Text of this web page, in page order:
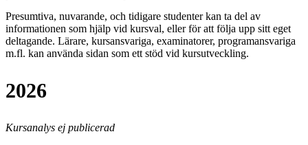
Presumtiva, nuvarande, och tidigare studenter kan ta del av
informationen som hjälp vid kursval, eller för att följa upp sitt eget
deltagande. Lärare, kursansvariga, examinatorer, programansvariga
m.fl. kan använda sidan som ett stöd vid kursutveckling.
2026
Kursanalys ej publicerad